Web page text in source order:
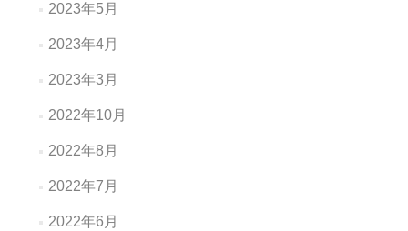
2023年5月
2023年4月
2023年3月
2022年10月
2022年8月
2022年7月
2022年6月